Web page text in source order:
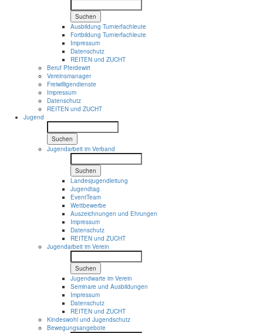
Suchen
Ausbildung Turnierfachleute
Fortbildung Turnierfachleute
Impressum
Datenschutz
REITEN und ZUCHT
Beruf Pferdewirt
Vereinsmanager
Freiwilligendienste
Impressum
Datenschutz
REITEN und ZUCHT
Jugend
Suchen
Jugendarbeit im Verband
Suchen
Landesjugendleitung
Jugendtag
EventTeam
Wettbewerbe
Auszeichnungen und Ehrungen
Impressum
Datenschutz
REITEN und ZUCHT
Jugendarbeit im Verein
Suchen
Jugendwarte im Verein
Seminare und Ausbildungen
Impressum
Datenschutz
REITEN und ZUCHT
Kindeswohl und Jugendschutz
Bewegungsangebote